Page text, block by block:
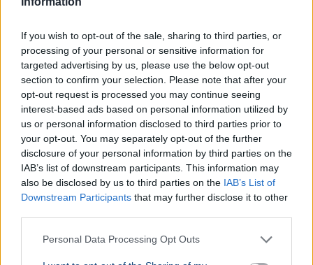
If you wish to opt-out of the sale, sharing to third parties, or
processing of your personal or sensitive information for
targeted advertising by us, please use the below opt-out
section to confirm your selection. Please note that after your
opt-out request is processed you may continue seeing
interest-based ads based on personal information utilized by
us or personal information disclosed to third parties prior to
your opt-out. You may separately opt-out of the further
disclosure of your personal information by third parties on the
IAB’s list of downstream participants. This information may
also be disclosed by us to third parties on the IAB’s List of
Downstream Participants that may further disclose it to other
Personal Data Processing Opt Outs
2026-ban
nő a
cafeteria
GAZDASÁG 2026. augusztus 3.
Pengeélen táncol a magyar energiarendszer
Paks nélkül